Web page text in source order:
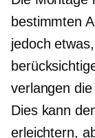
bestimmten
jedoch
verlangen
Dies kann
erleichtern,